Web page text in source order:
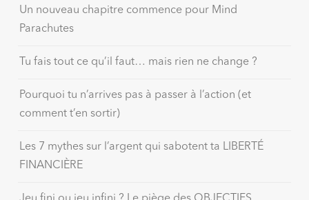
Un nouveau chapitre commence pour Mind
Parachutes
Tu fais tout ce qu’il faut… mais rien ne change ?
Pourquoi tu n’arrives pas à passer à l’action (et
comment t’en sortir)
Les 7 mythes sur l’argent qui sabotent ta LIBERTÉ
FINANCIÈRE